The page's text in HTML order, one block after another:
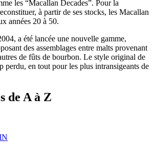
les “Macallan Decades”. Pour la
à partir de ses stocks, les Macallan
années 20 à 50.
a été lancée une nouvelle gamme,
des assemblages entre malts provenant
de fûts de bourbon. Le style original de
perdu, en tout pour les plus intransigeants de
de A à Z